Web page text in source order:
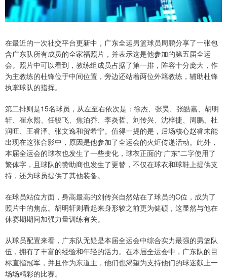
在最近的一次社交平台更新中，广东全运男篮球员周鹏分享了一张包
含广东队所有成员的全家福照片，并表示这是他参加的第五届全运
会。照片中可以看到，教练组成员占据了第一排，阵容十分庞大，作
为主教练的杜锋位于中间位置，旁边还站着两位外籍教练，辅助杜锋
执掌球队的指挥。
第二排则是15名球员，从左至右依次是：徐杰、张昊、张皓嘉、胡明
轩、崔永熙、任骏飞、焦泊乔、李炎哲、刘传兴、沈梓捷、周鹏、杜
润旺、王睿泽、张文逸和贺希宁。值得一提的是，后场核心赵睿未能
出现在这张合影中，原因是他参加了全运会的火炬传递活动。此外，
本届全运会的球衣也发生了一些变化，球衣正面的“广东”二字使用了
繁体字，且球队的赞助商也发生了更替，不仅在球衣和球鞋上提供支
持，还为球员提供了其他装备。
在球员站位方面，身高最高的刘传兴自然站在了球员的C位，成为了
照片中的焦点。胡明轩则看起来身形较之前更为健硕，这显然与他在
休赛期期间加强力量训练有关。
从球员配置来看，广东队无疑是本届全运会中综合实力最强的男篮队
伍，拥有了丰富的经验和年轻的活力。在本届全运会中，广东队的目
标直指冠军，并且作为东道主，他们也渴望为支持他们的球迷献上一
场场精彩的比赛。